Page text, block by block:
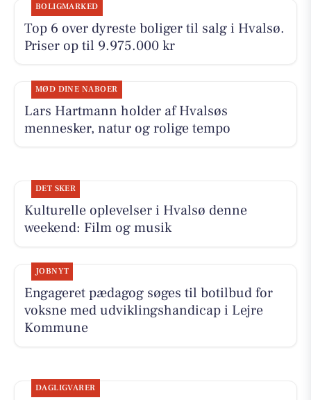
BOLIGMARKED
Top 6 over dyreste boliger til salg i Hvalsø.
Priser op til 9.975.000 kr
MØD DINE NABOER
Lars Hartmann holder af Hvalsøs
mennesker, natur og rolige tempo
DET SKER
Kulturelle oplevelser i Hvalsø denne
weekend: Film og musik
JOBNYT
Engageret pædagog søges til botilbud for
voksne med udviklingshandicap i Lejre
Kommune
DAGLIGVARER